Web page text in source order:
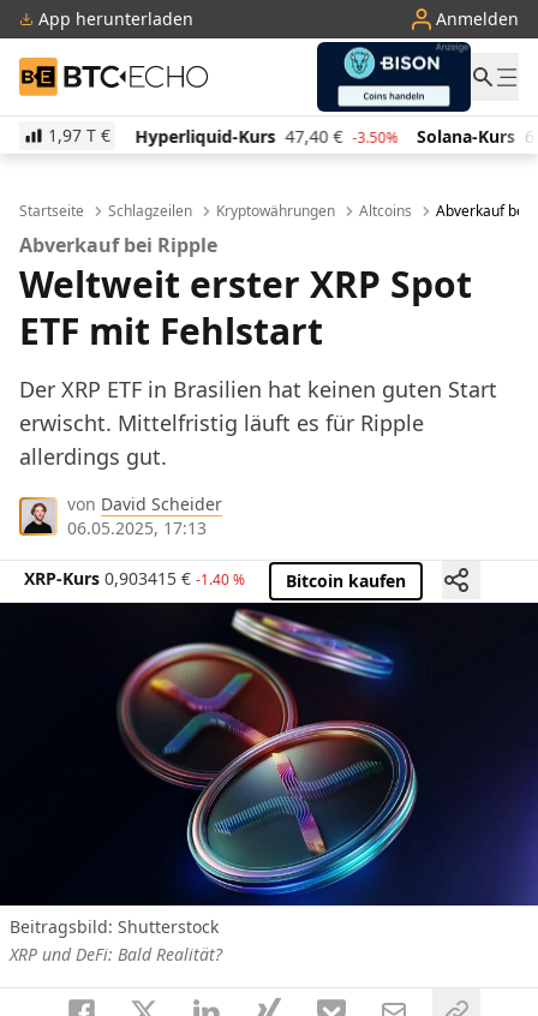
App herunterladen Anmelden
BTC-ECHO
1,97 T €
Hyperliquid-Kurs 47,40 € -3.50% Solana-Kurs 63,06 € -0.80%
Startseite Schlagzeilen Kryptowährungen Altcoins Abverkauf bei
Abverkauf bei Ripple
Weltweit erster XRP Spot
ETF mit Fehlstart
Der XRP ETF in Brasilien hat keinen guten Start
erwischt. Mittelfristig läuft es für Ripple
allerdings gut.
von David Scheider
06.05.2025, 17:13
XRP-Kurs 0,903415 € -1.40 % Bitcoin kaufen
Beitragsbild: Shutterstock
XRP und DeFi: Bald Realität?